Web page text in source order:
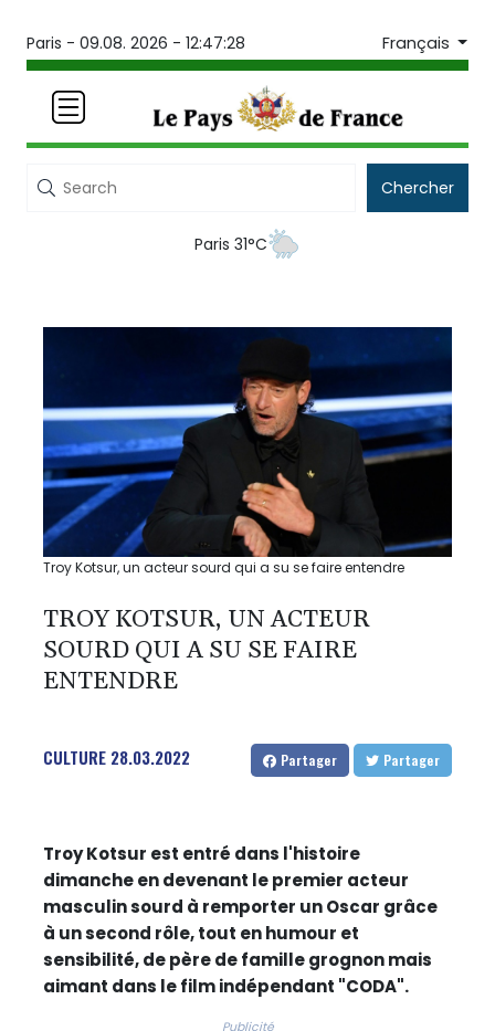
Paris - 09.08. 2026 - 12:47:28 Français
Chercher
Paris 31°C
Troy Kotsur, un acteur sourd qui a su se faire entendre
TROY KOTSUR, UN ACTEUR
SOURD QUI A SU SE FAIRE
ENTENDRE
CULTURE 28.03.2022 Partager Partager
Troy Kotsur est entré dans l'histoire
dimanche en devenant le premier acteur
masculin sourd à remporter un Oscar grâce
à un second rôle, tout en humour et
sensibilité, de père de famille grognon mais
aimant dans le film indépendant "CODA".
Publicité